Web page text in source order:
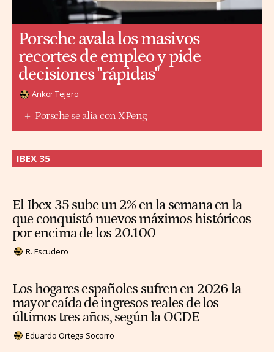
Porsche avala los masivos
recortes de empleo y pide
decisiones "rápidas"
Ankor Tejero
Porsche se alía con XPeng
IBEX 35
El Ibex 35 sube un 2% en la semana en la
que conquistó nuevos máximos históricos
por encima de los 20.100
R. Escudero
Los hogares españoles sufren en 2026 la
mayor caída de ingresos reales de los
últimos tres años, según la OCDE
Eduardo Ortega Socorro